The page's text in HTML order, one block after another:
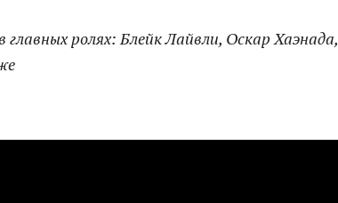
ролях: Блейк Лайвли, Оскар Хаэнада,